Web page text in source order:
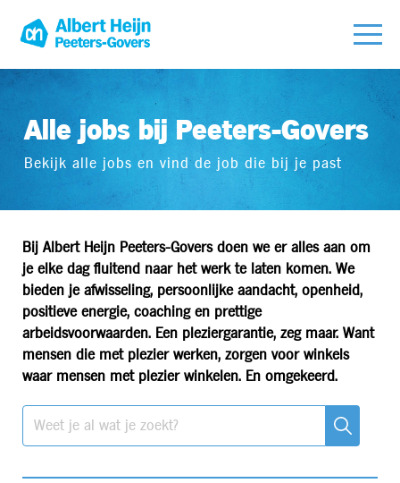
Alle jobs bij Peeters-Govers
Bekijk alle jobs en vind de job die bij je past
Bij Albert Heijn Peeters-Govers doen we er alles aan om
je elke dag fluitend naar het werk te laten komen. We
bieden je afwisseling, persoonlijke aandacht, openheid,
positieve energie, coaching en prettige
arbeidsvoorwaarden. Een pleziergarantie, zeg maar. Want
mensen die met plezier werken, zorgen voor winkels
waar mensen met plezier winkelen. En omgekeerd.